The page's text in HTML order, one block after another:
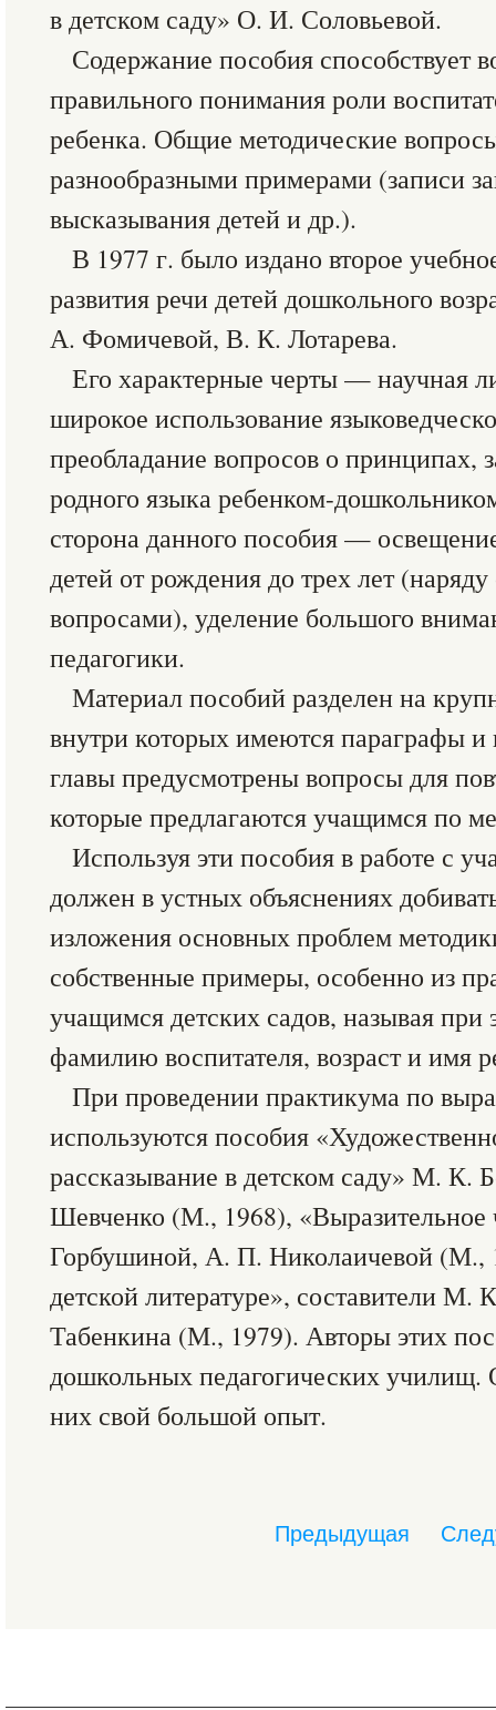
в детском саду» О. И. Соловьевой.
Содержание пособия способствует
правильного понимания роли
ребенка. Общие методические
разнообразными примерами (записи
высказывания детей и др.).
В 1977 г. было издано второе
развития речи детей дошкольного
А. Фомичевой, В. К. Лотарева.
Его характерные черты — научная
широкое использование
преобладание вопросов о принципах,
родного языка ребенком-
сторона данного пособия —
детей от рождения до трех лет
вопросами), уделение большого
педагогики.
Материал пособий разделен на
внутри которых имеются параграфы
главы предусмотрены вопросы для
которые предлагаются учащимся по
Используя эти пособия в работе с
должен в устных объяснениях
изложения основных проблем
собственные примеры, особенно из
учащимся детских садов, называя при
фамилию воспитателя, возраст и имя
При проведении практикума по
используются пособия
рассказывание в детском саду» М. К.
Шевченко (М., 1968), «Выразительное
Горбушиной, А. П. Николаичевой (М.,
детской литературе», составители
Табенкина (М., 1979). Авторы этих
дошкольных педагогических училищ.
них свой большой опыт.
Предыдущая